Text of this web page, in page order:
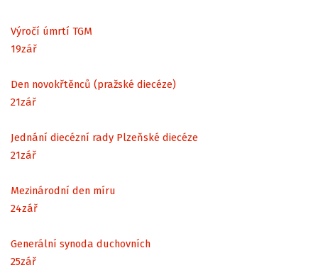
Výročí úmrtí TGM
19zář
Den novokřtěnců (pražské diecéze)
21zář
Jednání diecézní rady Plzeňské diecéze
21zář
Mezinárodní den míru
24zář
Generální synoda duchovních
25zář